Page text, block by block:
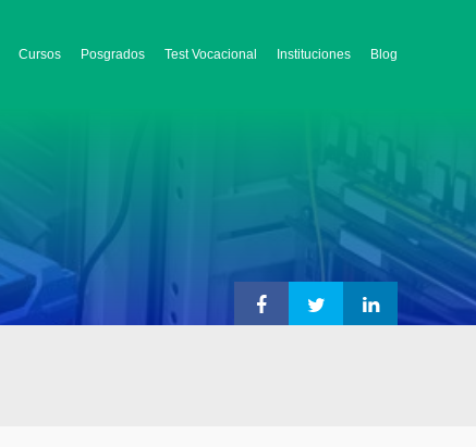
Cursos Posgrados Test Vocacional Instituciones Blog